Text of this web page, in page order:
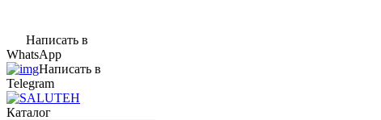
Написать в
WhatsApp
Написать в
Telegram
Каталог